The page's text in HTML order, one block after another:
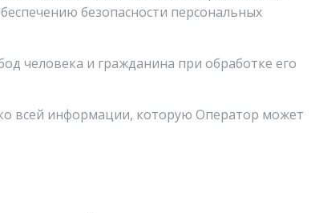
безопасности персональных
человека и гражданина при обработке его
всей информации, которую Оператор может